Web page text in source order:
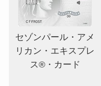
セゾンパール・アメ
リカン・エキスプレ
ス®・カード